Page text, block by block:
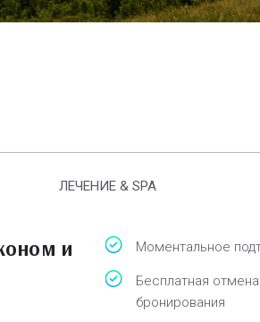
ЛЕЧЕНИЕ & SPA
и
Моментальное
Бесплатная отмена
бронирования